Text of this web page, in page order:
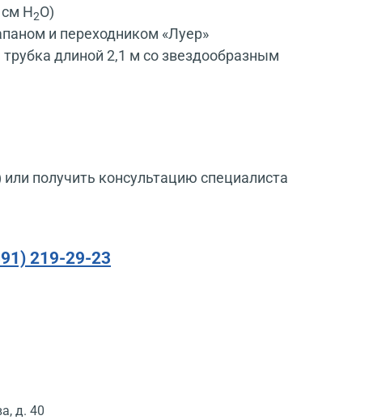
см Н2О)
и переходником «Луер»
длиной 2,1 м со звездообразным
получить консультацию специалиста
219-29-23
д. 40